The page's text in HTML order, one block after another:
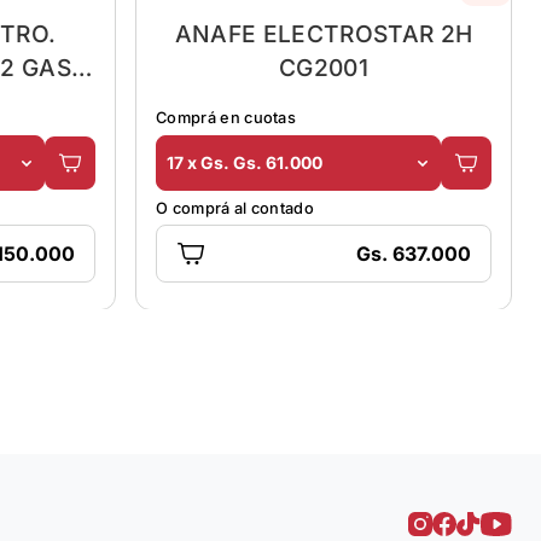
GAS 2
ANAFE ELECTROSTAR 2H
CG2001
Comprá en cuotas
17 x Gs. Gs. 61.000
O comprá al contado
Gs. 637.000